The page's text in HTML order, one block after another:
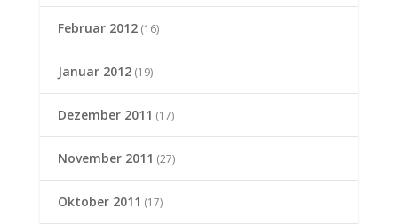
Februar 2012(16)
Januar 2012(19)
Dezember 2011 (17)
November 2011 (27)
Oktober 2011 (17)